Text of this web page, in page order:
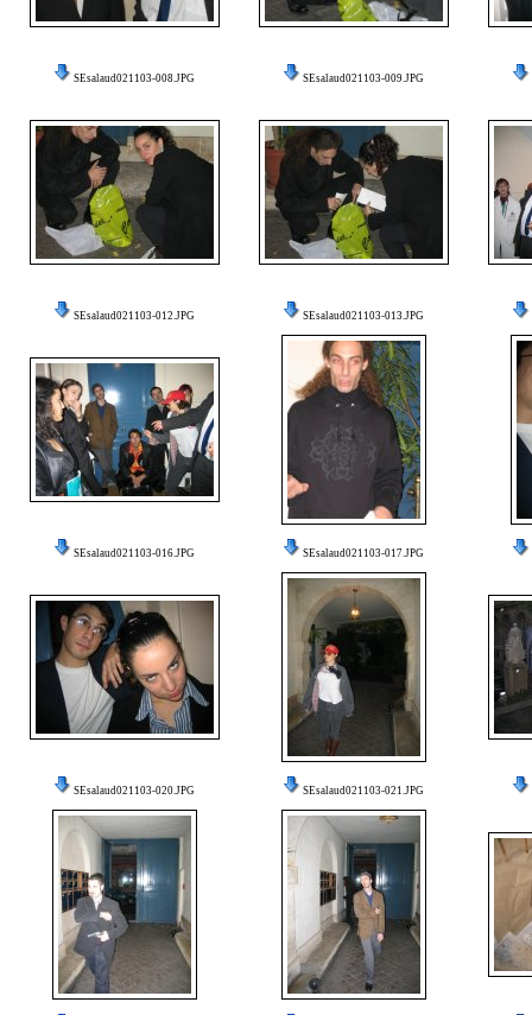
SEsalaud021103-008.JPG SEsalaud021103-009.JPG
SEsalaud021103-012.JPG SEsalaud021103-013.JPG
SEsalaud021103-016.JPG SEsalaud021103-017.JPG
SEsalaud021103-020.JPG SEsalaud021103-021.JPG